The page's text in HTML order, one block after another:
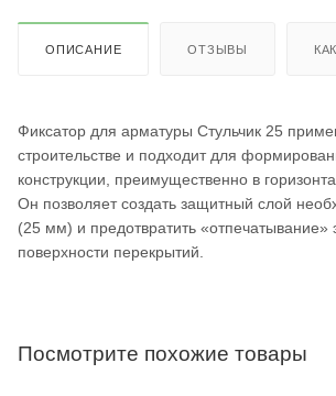
ОПИСАНИЕ ОТЗЫВЫ
Фиксатор для арматуры Стульчик 25
строительстве и подходит для
конструкции, преимущественно в
Он позволяет создать защитный слой
(25 мм) и предотвратить «отпечатывание»
поверхности перекрытий.
Посмотрите похожие товары